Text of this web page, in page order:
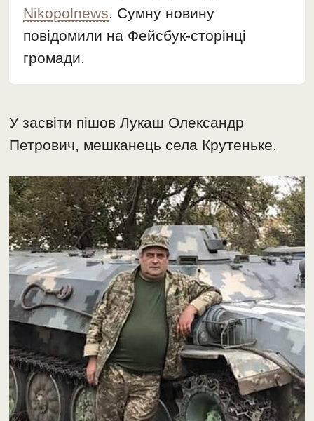
Nikopolnews. Сумну новину
повідомили на Фейсбук-сторінці
громади.
У засвіти пішов Лукаш Олександр
Петрович, мешканець села Крутеньке.